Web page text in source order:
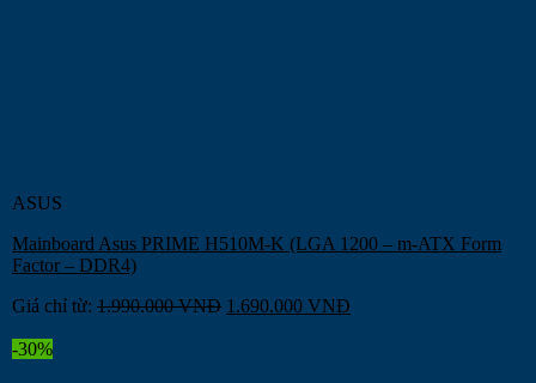
ASUS
Mainboard Asus PRIME H510M-K (LGA 1200 – m-ATX Form
Factor – DDR4)
Giá chỉ từ: 1.990.000VNĐ 1.690.000 VNĐ
-30%